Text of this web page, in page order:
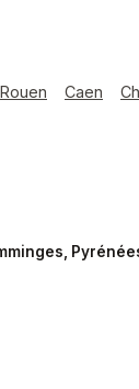
Rouen Caen